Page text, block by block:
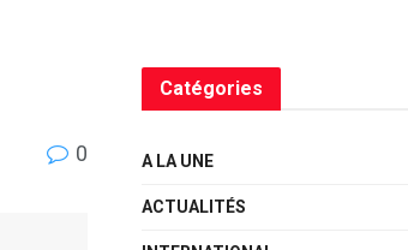
0
Catégories
A LA UNE
ACTUALITÉS